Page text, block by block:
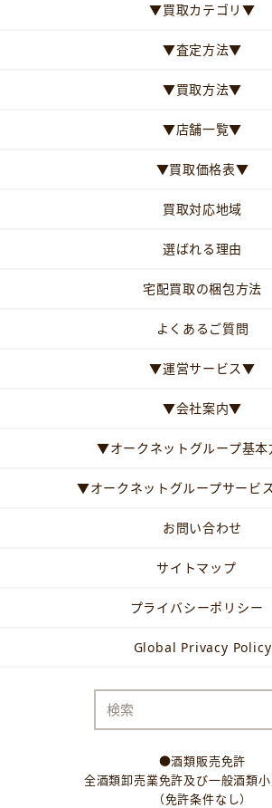
▼買取カテゴリ▼
▼査定方法▼
▼買取方法▼
▼店舗一覧▼
▼買取価格表▼
買取対応地域
選ばれる理由
宅配買取の梱包方法
よくあるご質問
▼運営サービス▼
▼会社案内▼
▼オークネットグループ基
▼オークネットグループサービ
お問い合わせ
サイトマップ
プライバシーポリシー
Global Privacy Policy
●酒類販売免許
全酒類卸売業免許及び一般酒類
（免許条件なし）